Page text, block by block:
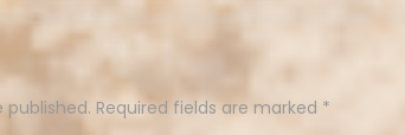
published. Required fields are marked *